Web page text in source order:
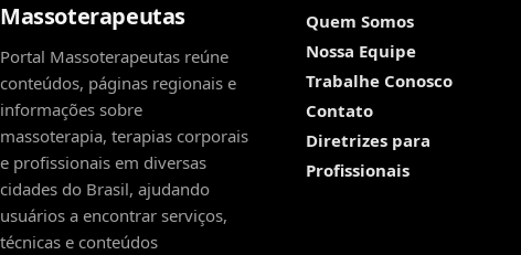
Massoterapeutas
Portal Massoterapeutas reúne
conteúdos, páginas regionais e
informações sobre
massoterapia, terapias corporais
e profissionais em diversas
cidades do Brasil, ajudando
usuários a encontrar serviços,
técnicas e conteúdos
Quem Somos
Nossa Equipe
Trabalhe Conosco
Contato
Diretrizes para
Profissionais